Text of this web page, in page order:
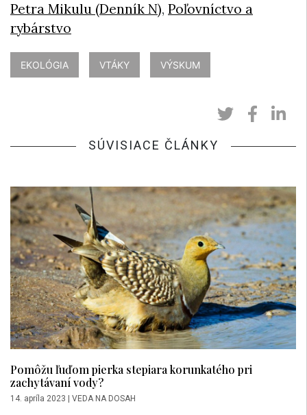
Petra Mikulu (Denník N), Poľovníctvo a
rybárstvo
EKOLÓGIA VTÁKY VÝSKUM
SÚVISIACE ČLÁNKY
Pomôžu ľuďom pierka stepiara korunkatého pri
zachytávaní vody?
14. apríla 2023 | VEDA NA DOSAH